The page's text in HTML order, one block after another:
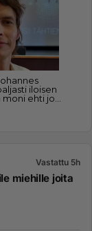
Vastattu 5h
miehille joita